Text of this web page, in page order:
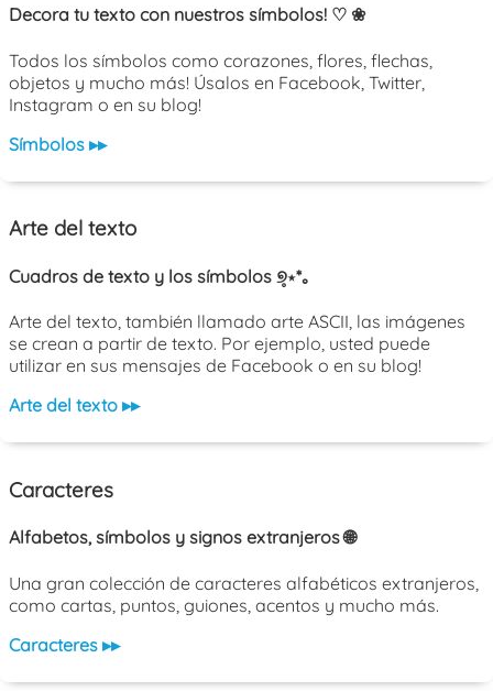
Decora tu texto con nuestros símbolos! ♡ ❀
Todos los símbolos como corazones, flores, flechas,
objetos y mucho más! Úsalos en Facebook, Twitter,
Instagram o en su blog!
Símbolos ▸▸
Arte del texto
Cuadros de texto y los símbolos ୭̥⋆*｡
Arte del texto, también llamado arte ASCII, las imágenes
se crean a partir de texto. Por ejemplo, usted puede
utilizar en sus mensajes de Facebook o en su blog!
Arte del texto ▸▸
Caracteres
Alfabetos, símbolos y signos extranjeros 🌐
Una gran colección de caracteres alfabéticos extranjeros,
como cartas, puntos, guiones, acentos y mucho más.
Caracteres ▸▸